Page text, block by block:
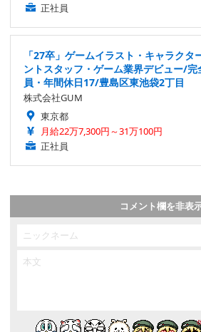
正社員
「27卒」ゲームイラスト・キャラクタ
ントスタッフ・ゲーム業界デビュー/
員・年間休日17/豊島区東池袋2丁目
株式会社GUM
東京都
月給22万7,300円～31万100円
正社員
コメント欄を非表